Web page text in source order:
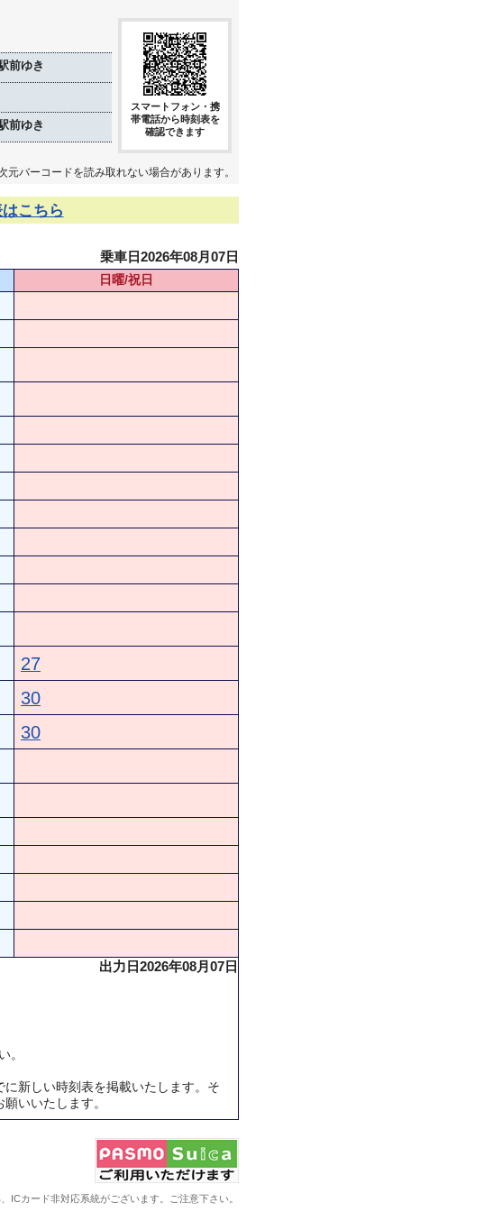
前ゆき
前ゆき
スマートフォン・携
帯電話から時刻表を
確認できます
バーコードを読み取れない場合があります。
こちら
乗車日2026年08月07日
日曜/祝日
27
30
30
出力日2026年08月07日
。
新しい時刻表を掲載いたします。そ
いいたします。
ICカード非対応系統がございます。ご注意下さい。